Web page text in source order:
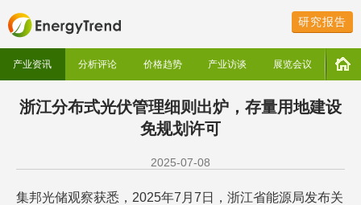
研究报告
产业资讯 分析评论 价格趋势 产业访谈 展览会议
浙江分布式光伏管理细则出炉，存量用地建设
免规划许可
2025-07-08
集邦光储观察获悉，2025年7月7日，浙江省能源局发布关